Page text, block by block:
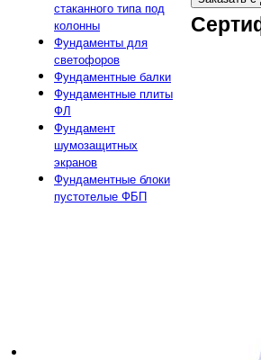
стаканного типа под
колонны
Фундаменты для
светофоров
Фундаментные балки
Фундаментные плиты
ФЛ
Фундамент
шумозащитных
экранов
Фундаментные блоки
пустотелые ФБП